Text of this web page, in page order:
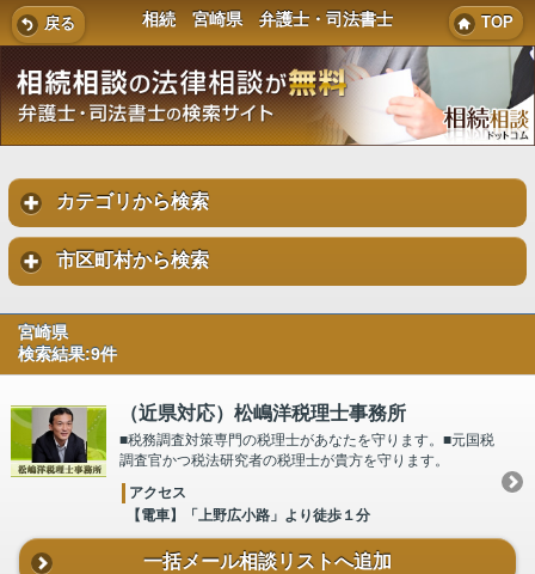
戻る 相続 宮崎県 弁護士・司法書士 TOP
カテゴリから検索
市区町村から検索
宮崎県
検索結果:9件
（近県対応）松嶋洋税理士事務所
■税務調査対策専門の税理士があなたを守ります。■元国税
調査官かつ税法研究者の税理士が貴方を守ります。
アクセス
【電車】「上野広小路」より徒歩１分
一括メール相談リストへ追加